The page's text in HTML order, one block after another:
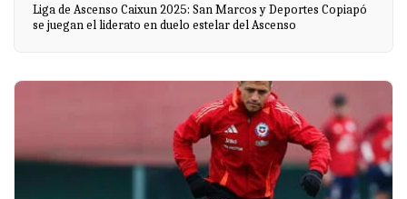
Liga de Ascenso Caixun 2025: San Marcos y Deportes Copiapó
se juegan el liderato en duelo estelar del Ascenso